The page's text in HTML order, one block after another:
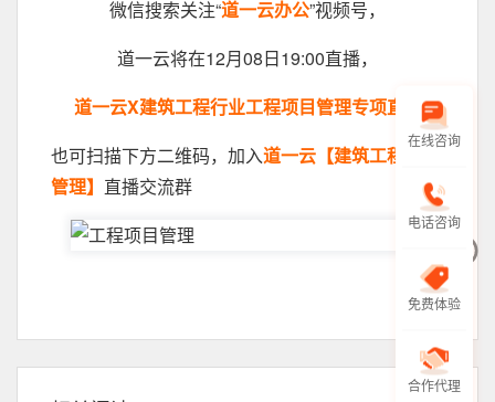
微信搜索关注“道一云办公”视频号，
道一云将在12月08日19:00直播，
道一云X建筑工程行业工程项目管理专项直播
也可扫描下方二维码，加入道一云【建筑工程项目
管理】 直播交流群
在线咨询
电话咨询
免费体验
合作代理